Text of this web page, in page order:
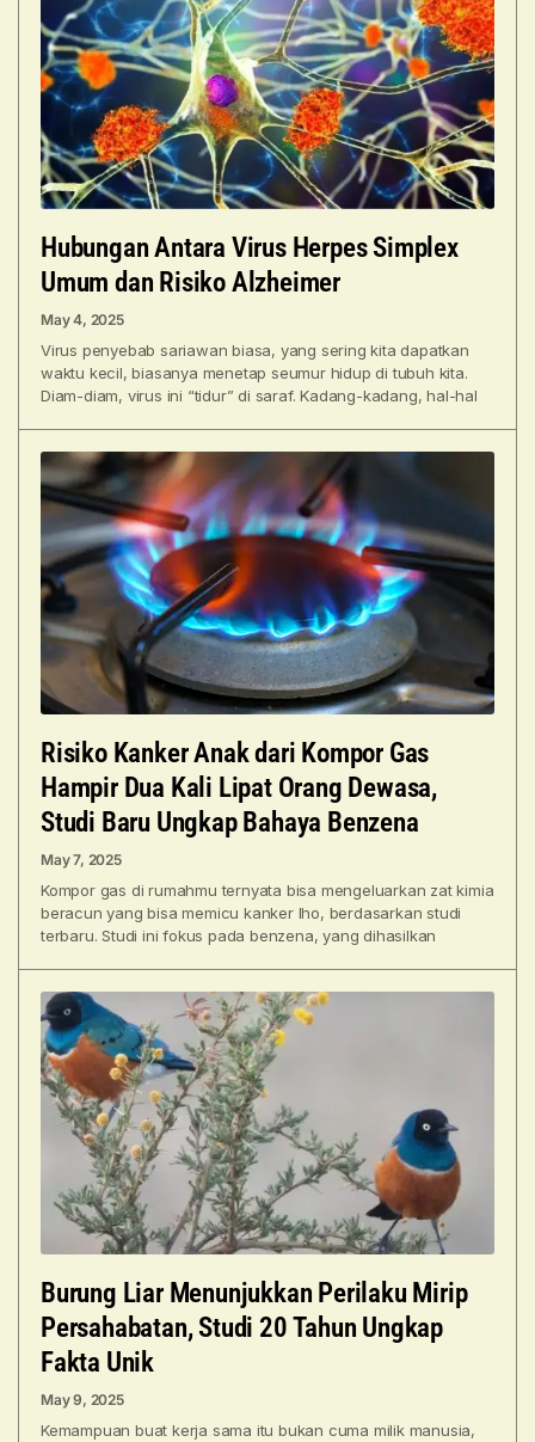
Hubungan Antara Virus Herpes Simplex
Umum dan Risiko Alzheimer
May 4, 2025
Virus penyebab sariawan biasa, yang sering kita dapatkan
waktu kecil, biasanya menetap seumur hidup di tubuh kita.
Diam-diam, virus ini “tidur” di saraf. Kadang-kadang, hal-hal
Risiko Kanker Anak dari Kompor Gas
Hampir Dua Kali Lipat Orang Dewasa,
Studi Baru Ungkap Bahaya Benzena
May 7, 2025
Kompor gas di rumahmu ternyata bisa mengeluarkan zat kimia
beracun yang bisa memicu kanker lho, berdasarkan studi
terbaru. Studi ini fokus pada benzena, yang dihasilkan
Burung Liar Menunjukkan Perilaku Mirip
Persahabatan, Studi 20 Tahun Ungkap
Fakta Unik
May 9, 2025
Kemampuan buat kerja sama itu bukan cuma milik manusia,